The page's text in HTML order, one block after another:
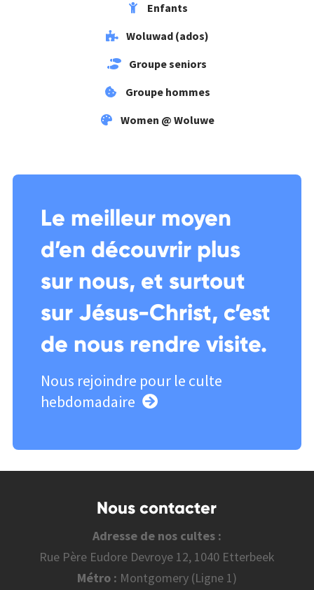
Enfants
Woluwad (ados)
Groupe seniors
Groupe hommes
Women @ Woluwe
Le meilleur moyen
d’en découvrir plus
sur nous, et surtout
sur Jésus-Christ, c’est
de nous rendre visite.
Nous rejoindre pour le culte
hebdomadaire
Nous contacter
Adresse de nos cultes :
Rue Père Eudore Devroye 12, 1040 Etterbeek
Métro : Montgomery (Ligne 1)